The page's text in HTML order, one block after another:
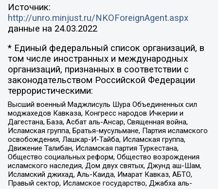
Источник:
http://unro.minjust.ru/NKOForeignAgent.aspx
данные на 24.03.2022
* Единый федеральный список организаций, в
том числе иностранных и международных
организаций, признанных в соответствии с
законодательством Российской Федерации
террористическими:
Высший военный Маджлисуль Шура Объединенных сил
моджахедов Кавказа, Конгресс народов Ичкерии и
Дагестана, База, Асбат аль-Ансар, Священная война,
Исламская группа, Братья-мусульмане, Партия исламского
освобождения, Лашкар-И-Тайба, Исламская группа,
Движение Талибан, Исламская партия Туркестана,
Общество социальных реформ, Общество возрождения
исламского наследия, Дом двух святых, Джунд аш-Шам,
Исламский джихад, Аль-Каида, Имарат Кавказ, АБТО,
Правый сектор, Исламское государство, Джабха аль-